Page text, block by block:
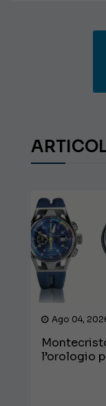
Ago 04,
l’orologio